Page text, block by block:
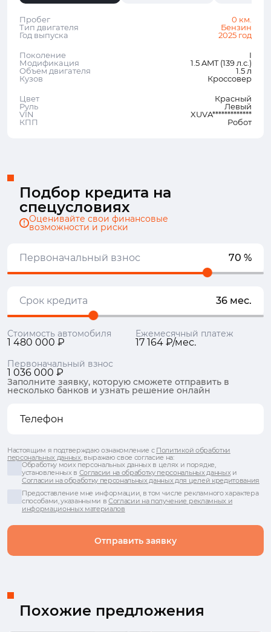
Пробег
0 км.
Тип двигателя
Бензин
Год выпуска
2025 год
Поколение
I
Модификация
1.5 AMT (139 л.с.)
Объем двигателя
1.5 л
Кузов
Кроссовер
Цвет
Красный
Руль
Левый
VIN
XUVA*************
КПП
Робот
Подбор кредита на
спецусловиях
Оценивайте свои финансовые
возможности и риски
Первоначальный взнос 70 %
Срок кредита 36 мес.
Стоимость автомобиля
1 480 000 ₽
Ежемесячный платеж
17 164 ₽/мес.
Первоначальный взнос
1 036 000 ₽
Заполните заявку, которую сможете отправить в
несколько банков и узнать решение онлайн
Отправить заявку
Настоящим я подтверждаю ознакомление с Политикой обработки
персональных данных, выражаю свое согласие на:
Обработку моих персональных данных в целях и порядке,
установленных в Согласии на обработку персональных данныхи
Согласии на обработку персональных данных для целей кредитования
Предоставление мне информации, в том числе рекламного характера
способами, указанными вСогласии на получение рекламных и
информационных материалов
Похожие предложения